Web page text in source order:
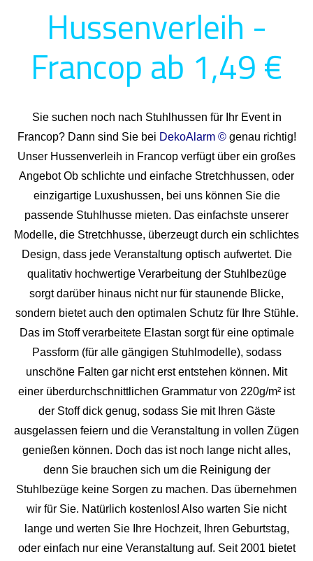
Hussenverleih -
Francop ab 1,49 €
Sie suchen noch nach Stuhlhussen für Ihr Event in
Francop? Dann sind Sie bei DekoAlarm ©genau richtig!
Unser Hussenverleih in Francop verfügt über ein großes
Angebot Ob schlichte und einfache Stretchhussen, oder
einzigartige Luxushussen, bei uns können Sie die
passende Stuhlhusse mieten. Das einfachste unserer
Modelle, die Stretchhusse, überzeugt durch ein schlichtes
Design, dass jede Veranstaltung optisch aufwertet. Die
qualitativ hochwertige Verarbeitung der Stuhlbezüge
sorgt darüber hinaus nicht nur für staunende Blicke,
sondern bietet auch den optimalen Schutz für Ihre Stühle.
Das im Stoff verarbeitete Elastan sorgt für eine optimale
Passform (für alle gängigen Stuhlmodelle), sodass
unschöne Falten gar nicht erst entstehen können. Mit
einer überdurchschnittlichen Grammatur von 220g/m² ist
der Stoff dick genug, sodass Sie mit Ihren Gäste
ausgelassen feiern und die Veranstaltung in vollen Zügen
genießen können. Doch das ist noch lange nicht alles,
denn Sie brauchen sich um die Reinigung der
Stuhlbezüge keine Sorgen zu machen. Das übernehmen
wir für Sie. Natürlich kostenlos! Also warten Sie nicht
lange und werten Sie Ihre Hochzeit, Ihren Geburtstag,
oder einfach nur eine Veranstaltung auf. Seit 2001 bietet